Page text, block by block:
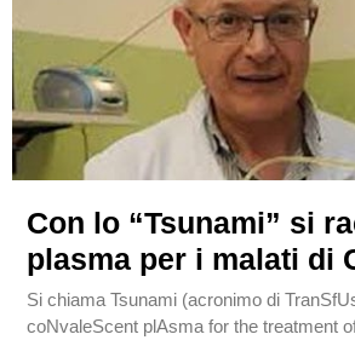
Con lo “Tsunami” si
plasma per i malati di
Si chiama Tsunami (acronimo di
coNvaleScent plAsma for the treatment